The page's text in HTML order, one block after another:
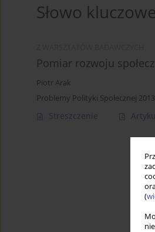
(
Słowo kluczowe
Pomiar rozwoju
Piotr Arak
Problemy Polityki Społecznej
Streszczenie